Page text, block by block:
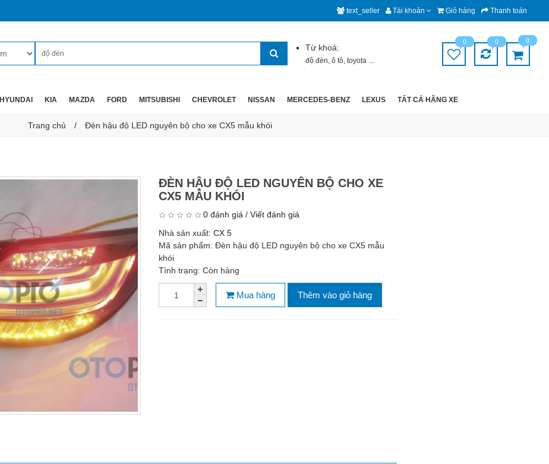
text_seller Tài khoản Giỏ hàng Thanh toán
Từ khoá:
độ đèn,ô tô,toyota ...
0 0 0
HYUNDAI KIA MAZDA FORD MITSUBISHI CHEVROLET NISSAN MERCEDES-BENZ LEXUS TẤT CẢ HÃNG XE
Trang chủ Đèn hậu độ LED nguyên bộ cho xe CX5 mẫu khói
ĐÈN HẬU ĐỘ LED NGUYÊN BỘ CHO XE
CX5 MẪU KHÓI
0 đánh giá / Viết đánh giá
Nhà sản xuất: CX 5
Mã sản phẩm: Đèn hậu độ LED nguyên bộ cho xe CX5 mẫu
khói
Tình trạng: Còn hàng
Mua hàng Thêm vào giỏ hàng